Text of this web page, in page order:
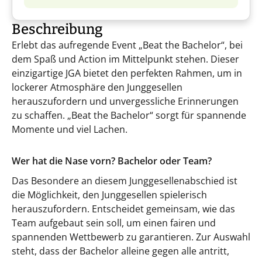
Beschreibung
Erlebt das aufregende Event „Beat the Bachelor“, bei
dem Spaß und Action im Mittelpunkt stehen. Dieser
einzigartige JGA bietet den perfekten Rahmen, um in
lockerer Atmosphäre den Junggesellen
herauszufordern und unvergessliche Erinnerungen
zu schaffen. „Beat the Bachelor“ sorgt für spannende
Momente und viel Lachen.
Wer hat die Nase vorn? Bachelor oder Team?
Das Besondere an diesem Junggesellenabschied ist
die Möglichkeit, den Junggesellen spielerisch
herauszufordern. Entscheidet gemeinsam, wie das
Team aufgebaut sein soll, um einen fairen und
spannenden Wettbewerb zu garantieren. Zur Auswahl
steht, dass der Bachelor alleine gegen alle antritt,